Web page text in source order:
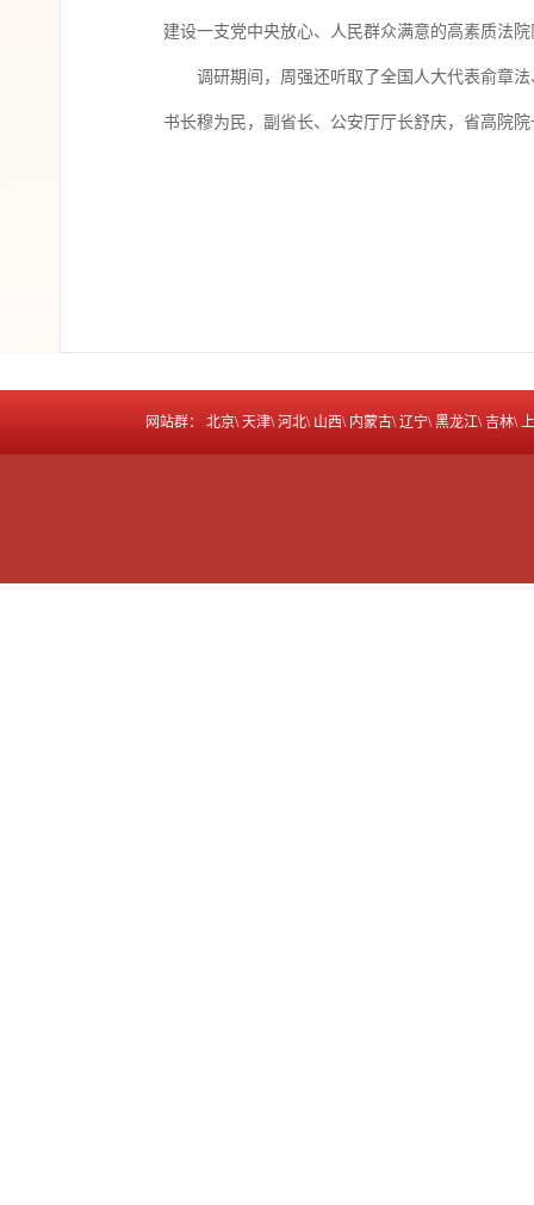
建设一支党中央放心、人民群众满意的高素质法
调研期间，周强还听取了全国人大代表俞章
书长穆为民，副省长、公安厅厅长舒庆，省高院
网站群： 北京\天津\河北\ 山西\ 内蒙古\辽宁\黑龙江\吉林\